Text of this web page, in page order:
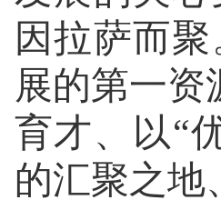
因拉萨而
展的第一资
育才、以“
的汇聚之地